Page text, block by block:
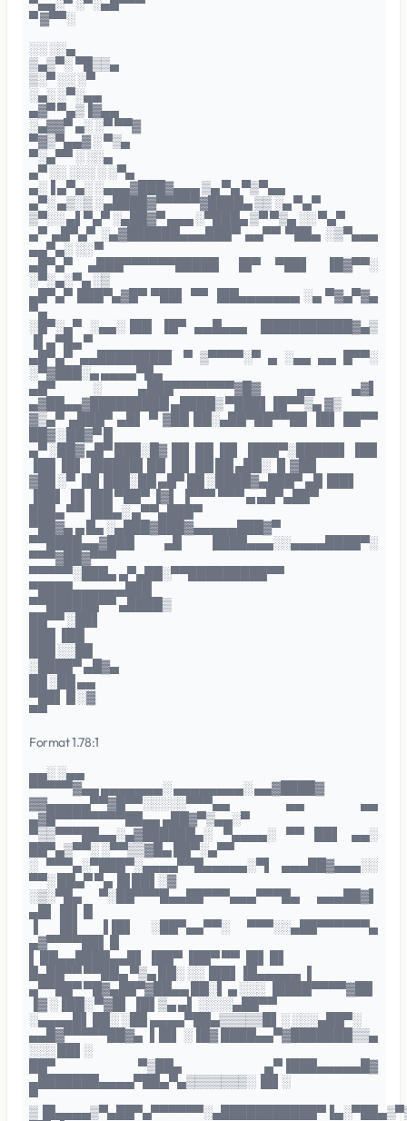
▀ ▓▀▀░
░░ ░░▄
▒▄▒▀░ ▀█▒▒▄
▒░▀ ░░ ░▀
░▄░ ░▀░▄▄
▄▓▀ ▀▄▒▐▓▄▄
░▄▓▓▀ ▄░ ░▀ ▀▀▓
▀▓▒▀▄▄▓ ░ ▀▒▄
▀░▄▀▀ ░ ░░▄
▄▀ ░░ ░░░ ░ ░▀▄
▄░▐ ▄▀▄░ ░▄▄▄▓███▓▄▄▄ ▒▄ ▀▄ ▀▒▀▄▄
▄▀░ ▄▒░▒ ░▄████▓▀▀▀▀▀▓████▄ ▒▒ ░▄ ▀▄▀
▒▀░░ ▄▌▀▄▀ ░▄██▓▀ ▄▄▄ ░▀███▄ ▒▀ ▀▒▄ ░░ ▀▄▀
▄▀ ▄█▀▄▀ ░▄▓██████▄▄▄███▀ ▄▄▀▀ ▀██▄ ░▒▀▄▄▄
▄▄▀▄░ ░░ ▀
▄█▀▄▀ ▄███▀▀▀▀▀▀█████ ▐█▀ ▀██▌ ▐█▓▀▀░
░▀░▄░▀▄ ░▒
▄█▀▄▀ ███▀▄▓█▀ ▀██▌ ▀▀ ▐██▄▄▄▄▄▄▄ ░▄ ▀▓▄▀▓▄
▀▄
░█▀░▄▀ ░▄▄░▐██ ▐█▀ ▄▄█▄▄▄ ▐██████████▓▄▒
▐▌▄▀█▄ ▀
▄█▀▄▀ ▄▄████████▌ ▀ ▒▀▀▀▀░▀ ▄ ░▄▄ ▄▄ █▀▀░
░▀▓███░▄ ▄▄▄▄▀█▄
▄█▀ ░ ▄███▀▀▀▀▀▀▀▓█▓ ▄▄ ▄▓▌
▄▓██▄▄▓█████████ ▄████▒ ▀███▌▐█▀▀▒▄ ▓▒
▓▒▄▀ ▄███▀ ▄█▌ ▀ ▓██ ██░▄██▀██▀▀██ ▐█▌ ██▀▀
██▓ ░██▓▀ █
▄▀ ░██▓ ▄█▀ ███░█▓▐█▌ ██ ▐█▌ ▐███▀░█████▌ ▐██
▐██ ▐█▌ ▐█████▌██ ▐█▌ ██ ██ ▄██░ ▐▌▓██
▓██ ░▀ ▐█▌███░██ ▄█▀ ██ ░████▓▄███▀ ▄█▐██▌
▐██▌ ▐█ ▐██ ▀██▀ ▐▓▌ ▐▀▀▀ ▀▀▀ ▄ ▄█▀▄██▀
███▄ ▀▀ ▐██▄░ ▄▀▀▄███▀
▀██▓▄ ▄ █▄ ░▄███▓███▓▄▄▄▄▄███▓▀
▀▀████▄▄▓███ ▄█ ████▄▄▄░░▄▄▄▄████▀░
▀▀▀▓██▓▀▀▀
▀▀▀▀▀░███▄ ▄▀▄██░▀▀█████████▀▀
▀████▄▄▄▄▄▄███
▀▀██████▀▀ ▄████▒
██▀▀ ░██▌
███ ░░██
░████▀ ▄█▓▄
██ ░██ ▄▄
▀██▌ █ ░▓
▀▀
Format 1.78:1
▄▄░ ░▄▄
▀▀▀▀▀▓▄▄ ▄▄▄▄▄▄▄░ ▄▄▄▄▄▄▄▄░ ▄▄▓████▓
▓▓▄▄▄▄▄▀▀▓█▀▀░░░░░▀▀▀▄▄ ▄▄ ▄▄
▄▓█▀▀▀▀▀▀▀▀██▄▄ ▄██▓▀▒▄▄░▀
▀▒▒▀▀▀██▄▄░▄▓██████▄░ ▀▄▄▄▄░ ▀▀ ██▌ ▄▄░
██▀▄▒▀▀░ ░▀▀▒▒▓█▄ ██▀░▄▀▀
░ ▀▀▀▄░▀███▀░▄▄▄▄▀▀█▄▄▄▄▄░▀▌ ▄▄▄██▓▄▄▄░░
▀▀░ ██▄▀ ▀▄▐█ ██▌░▓
░▒░▀█▄ ▀░██▀▀▀█▄▄██▀▀▀▄▄▄▀▀▀█▄ ▄▄▄██▓▌
▄█▌▐█▌ █
▐ ▐█▌ ▐▐█▌ ░██▀▄▄▀▀░ ▀▀▀░░▄██▀▀▀▀▀▀▄
▄▓▀▀▀▀██▌ █
▌ ██▄▄████▄▄█▌ ▐██▀ ▐██▀ ▀▀ ▐█▌ █▌
█▄██▀▀ ▀▀██▄ ▀▒▄ ██░ ░░▐██▌▐█▄▄▄▄▄ ▐
▄▀▀██▀ ▀█▓▄██▀▓██▄▄ ██░▌ ▄ ░░░ ▐████▀▀▀▀▓██
▐▓ ░▐██░ ▀▓█▌ ▐█▌▒▄ ▄▌ ░░░░▄██▀▀
░▄▄▄▄█▌ ██░ ░██ ▄▄▄▄▀██▄▒▒▒▒▒█▌░ ░░░▄██▀░
▄▄█▓▀▀▀▀▀██▓▄ ▐▐█▌ ░▐█▓ ████▄▄▀▓███████▒▒▄
░░░ ██▌░
██▀ ▀▒██▄ ▄▀▐███▄▄▄▄▄█▓
▄███████▄▄▄▄▀██▄▀▄▒▒▒▒▒▒▒░▐█▌░
▀